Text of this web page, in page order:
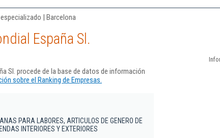
| Barcelona
España Sl.
Sl. procede de la base de datos de información
sobre el Ranking de Empresas.
PARA LABORES, ARTICULOS DE GENERO DE
INTERIORES Y EXTERIORES